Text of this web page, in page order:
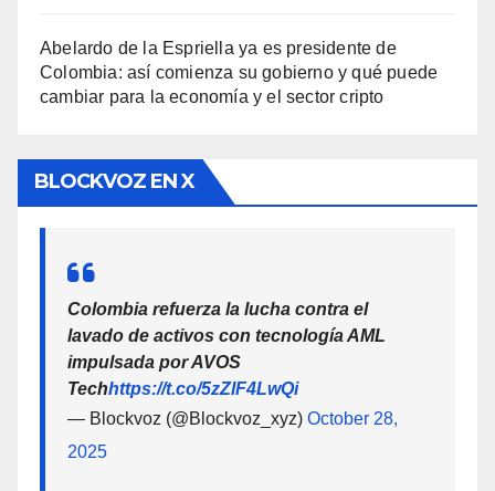
Abelardo de la Espriella ya es presidente de
Colombia: así comienza su gobierno y qué puede
cambiar para la economía y el sector cripto
BLOCKVOZ EN X
Colombia refuerza la lucha contra el
lavado de activos con tecnología AML
impulsada por AVOS
Techhttps://t.co/5zZlF4LwQi
— Blockvoz (@Blockvoz_xyz) October 28,
2025